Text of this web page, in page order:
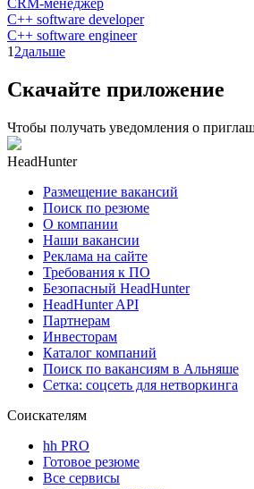
C++ software developer
C++ software engineer
1 2дальше
Скачайте приложение
Чтобы получать уведомления о
HeadHunter
Размещение вакансий
Поиск по резюме
О компании
Наши вакансии
Реклама на сайте
Требования к ПО
Безопасный HeadHunter
HeadHunter API
Партнерам
Инвесторам
Каталог компаний
Поиск по вакансиям в Альняше
Сетка: соцсеть для нетворкинга
Соискателям
hh PRO
Готовое резюме
Все сервисы